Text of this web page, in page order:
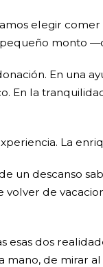
elegir
monto
En una
En la
La
un descanso
volver de
esas dos
de mirar